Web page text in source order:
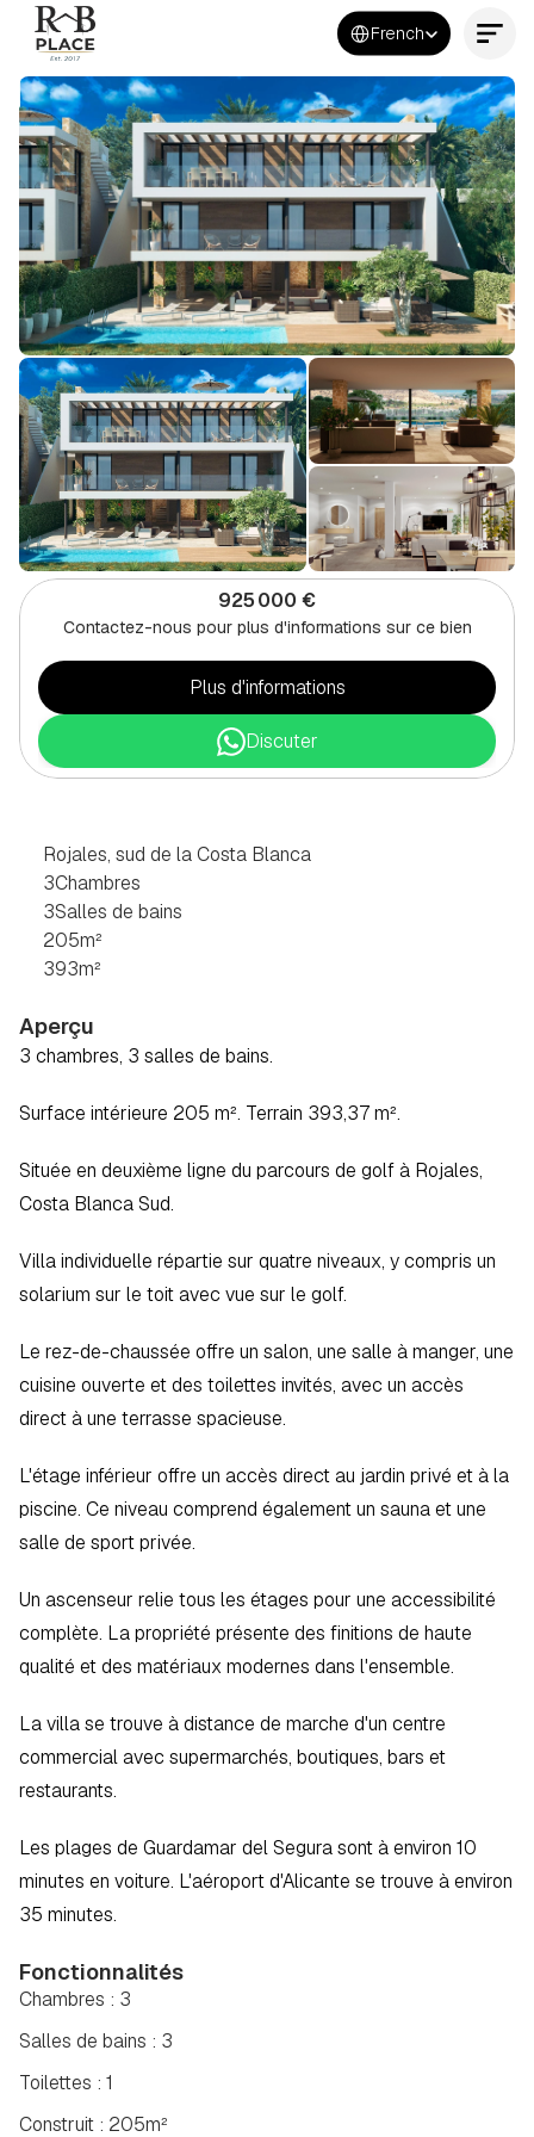
Select Language
French
Contactez-nous maintenant
925 000 €
Contactez-nous pour plus d'informations sur ce bien
Plus d'informations
Discuter
Rojales, sud de la Costa Blanca
3Chambres
3Salles de bains
205m²
393m²
Aperçu
3 chambres, 3 salles de bains.
Surface intérieure 205 m². Terrain 393,37 m².
Située en deuxième ligne du parcours de golf à Rojales,
Costa Blanca Sud.
Villa individuelle répartie sur quatre niveaux, y compris un
solarium sur le toit avec vue sur le golf.
Le rez-de-chaussée offre un salon, une salle à manger, une
cuisine ouverte et des toilettes invités, avec un accès
direct à une terrasse spacieuse.
L'étage inférieur offre un accès direct au jardin privé et à la
piscine. Ce niveau comprend également un sauna et une
salle de sport privée.
Un ascenseur relie tous les étages pour une accessibilité
complète. La propriété présente des finitions de haute
qualité et des matériaux modernes dans l'ensemble.
La villa se trouve à distance de marche d'un centre
commercial avec supermarchés, boutiques, bars et
restaurants.
Les plages de Guardamar del Segura sont à environ 10
minutes en voiture. L'aéroport d'Alicante se trouve à environ
35 minutes.
Fonctionnalités
Salles de bains : 3
Toilettes : 1
Chambres : 3
Construit : 205m²